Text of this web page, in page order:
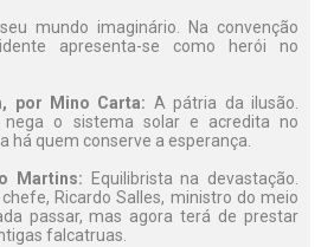
mundo imaginário. Na convenção
apresenta-se como herói no
por Mino Carta: A pátria da ilusão.
nega o sistema solar e acredita no
há quem conserve a esperança.
Martins: Equilibrista na devastação.
Ricardo Salles, ministro do meio
passar, mas agora terá de prestar
falcatruas.